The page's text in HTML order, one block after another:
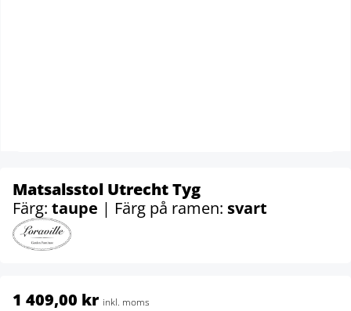
Matsalsstol Utrecht Tyg
Färg: taupe | Färg på ramen: svart
1 409,00 kr inkl. moms